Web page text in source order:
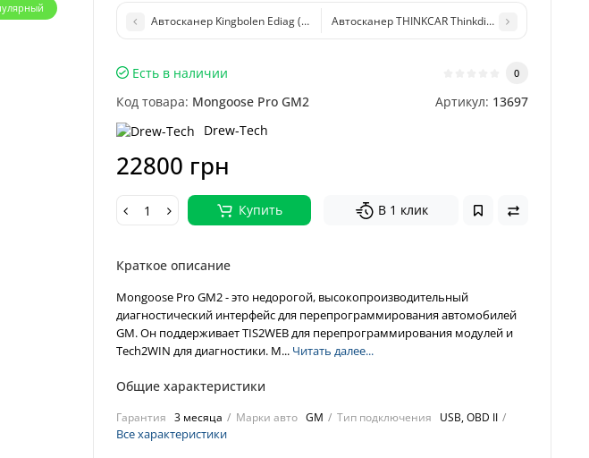
Автосканер Kingbolen Ediag (ПО Diagzone Pro)Автосканер THINKCAR Thinkdiag 2 (ПО Diagzone
Есть в наличии 0
Код товара: Mongoose Pro GM2 Артикул: 13697
Drew-Tech
22800 грн
Купить В 1 клик
Краткое описание
Mongoose Pro GM2 - это недорогой, высокопроизводительный
диагностический интерфейс для перепрограммирования автомобилей
GM. Он поддерживает TIS2WEB для перепрограммирования модулей и
Tech2WIN для диагностики. M... Читать далее...
Общие характеристики
Гарантия 3 месяца Марки авто GM Тип подключения USB, OBD II
Все характеристики